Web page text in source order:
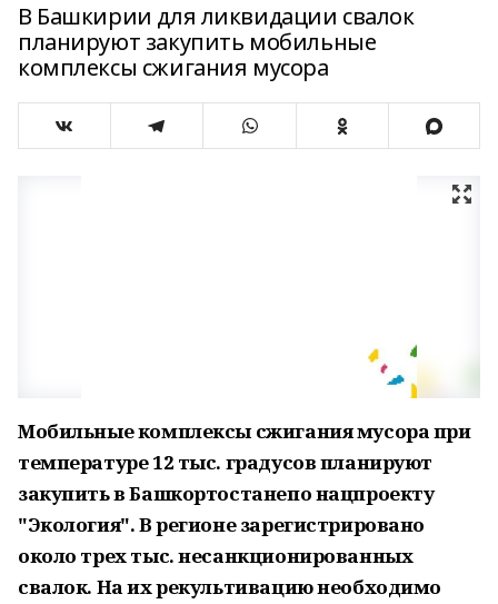
В Башкирии для ликвидации свалок
планируют закупить мобильные
комплексы сжигания мусора
Мобильные комплексы сжигания мусора при
температуре 12 тыс. градусов планируют
закупить в Башкортостанепо нацпроекту
"Экология". В регионе зарегистрировано
около трех тыс. несанкционированных
свалок. На их рекультивацию необходимо